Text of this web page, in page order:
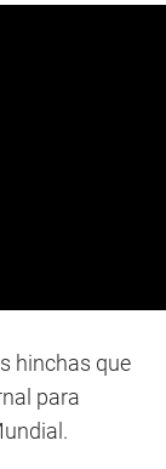
hinchas que
para